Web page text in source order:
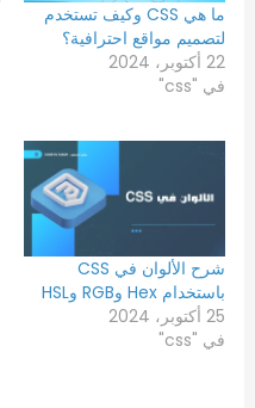
ما هي CSS وكيف تستخدم
لتصميم مواقع احترافية؟
22 أكتوبر، 2024
في "css"
شرح الألوان في CSS
باستخدام Hex وRGB وHSL
25 أكتوبر، 2024
في "css"